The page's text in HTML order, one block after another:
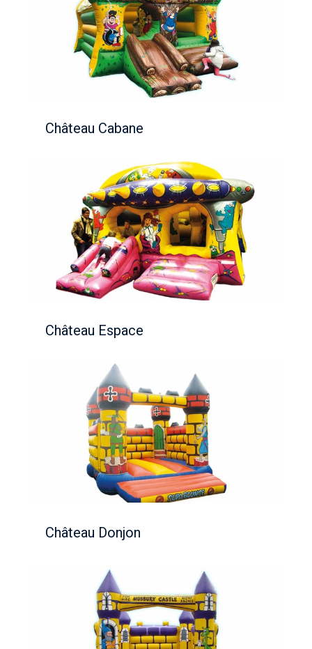
Château Cabane
Château Espace
Château Donjon